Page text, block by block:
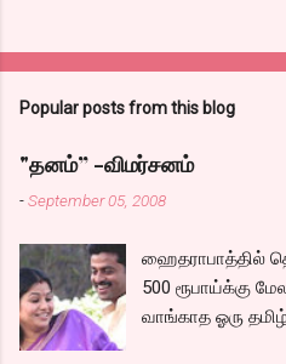
Popular posts from this blog
"தனம்” -விமர்சனம்
-September 05, 2008
ஹைதராபாத்தில்
500 ரூபாய்க்கு
வாங்காத ஓரு